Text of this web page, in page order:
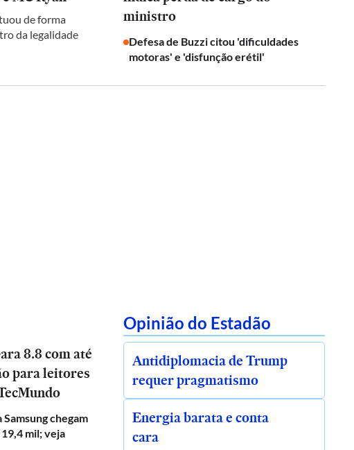
de forma
da legalidade
ministro
Defesa de Buzzi citou 'dificuldades
motoras' e 'disfunção erétil'
8.8 com até
para leitores
chegam
mil; veja
Opinião do Estadão
Antidiplomacia de Trump
requer pragmatismo
Energia barata e conta
cara